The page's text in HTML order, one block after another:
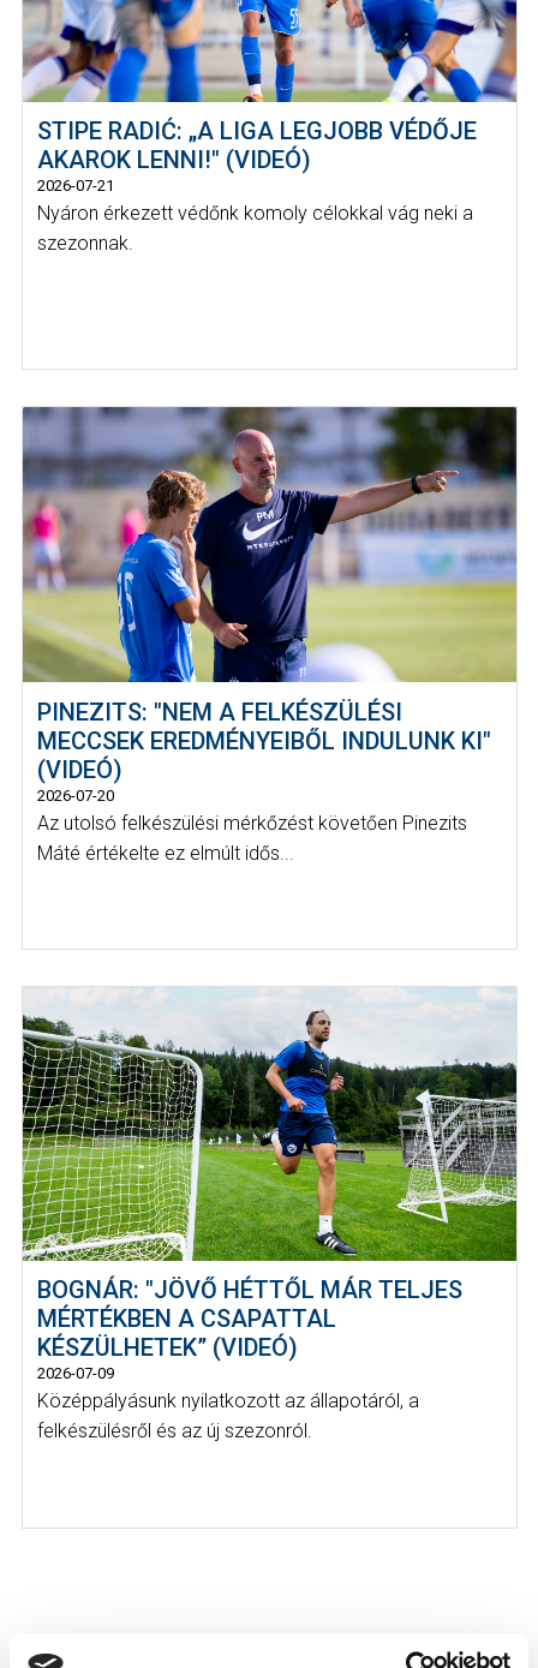
STIPE RADIĆ: „A LIGA LEGJOBB VÉDŐJE
AKAROK LENNI!" (VIDEÓ)
2026-07-21
Nyáron érkezett védőnk komoly célokkal vág neki a
szezonnak.
PINEZITS: "NEM A FELKÉSZÜLÉSI
MECCSEK EREDMÉNYEIBŐL INDULUNK KI"
(VIDEÓ)
2026-07-20
Az utolsó felkészülési mérkőzést követően Pinezits
Máté értékelte ez elmúlt idős...
BOGNÁR: "JÖVŐ HÉTTŐL MÁR TELJES
MÉRTÉKBEN A CSAPATTAL
KÉSZÜLHETEK” (VIDEÓ)
2026-07-09
Középpályásunk nyilatkozott az állapotáról, a
felkészülésről és az új szezonról.
KÖVETKEZŐ MÉRKŐZÉS